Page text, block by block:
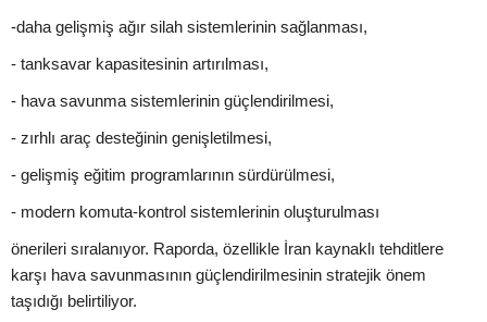
-daha gelişmiş ağır silah sistemlerinin sağlanması,
- tanksavar kapasitesinin artırılması,
- hava savunma sistemlerinin güçlendirilmesi,
- zırhlı araç desteğinin genişletilmesi,
- gelişmiş eğitim programlarının sürdürülmesi,
- modern komuta-kontrol sistemlerinin oluşturulması
önerileri sıralanıyor. Raporda, özellikle İran kaynaklı tehditlere
karşı hava savunmasının güçlendirilmesinin stratejik önem
taşıdığı belirtiliyor.